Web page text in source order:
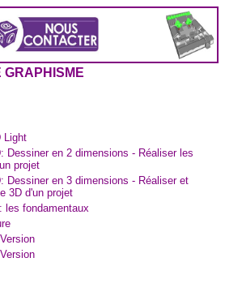
GRAPHISME
Light
Dessiner en 2 dimensions - Réaliser les
projet
Dessiner en 3 dimensions - Réaliser et
3D d'un projet
les fondamentaux